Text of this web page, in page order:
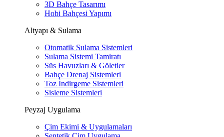
3D Bahçe Tasarımı
Hobi Bahçesi Yapımı
Altyapı & Sulama
Otomatik Sulama Sistemleri
Sulama Sistemi Tamiratı
Süs Havuzları & Göletler
Bahçe Drenaj Sistemleri
Toz İndirgeme Sistemleri
Sisleme Sistemleri
Peyzaj Uygulama
Çim Ekimi & Uygulamaları